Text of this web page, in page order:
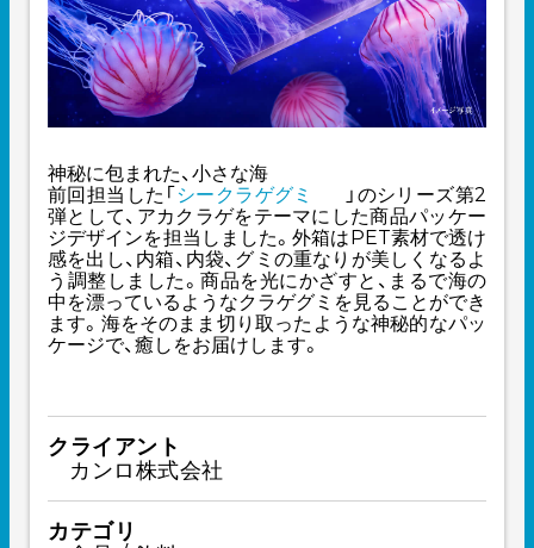
神秘に包まれた、小さな海
前回担当した「シークラゲグミ
」のシリーズ第2
弾として、アカクラゲをテーマにした商品パッケー
ジデザインを担当しました。外箱はPET素材で透け
感を出し、内箱、内袋、グミの重なりが美しくなるよ
う調整しました。商品を光にかざすと、まるで海の
中を漂っているようなクラゲグミを見ることができ
ます。海をそのまま切り取ったような神秘的なパッ
ケージで、癒しをお届けします。
クライアント
カンロ株式会社
カテゴリ